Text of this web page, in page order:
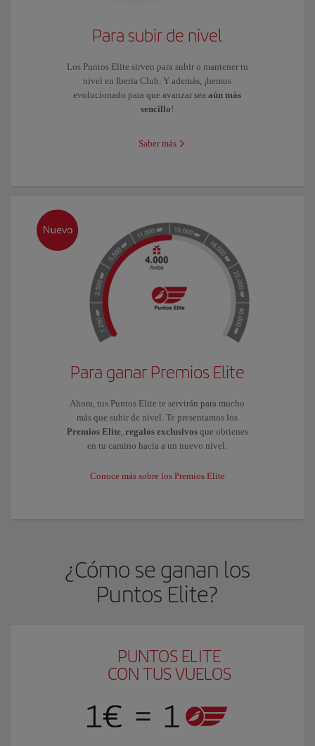
Para subir de nivel
Los Puntos Elite sirven para subir o mantener tu
nivel en Iberia Club. Y además, ¡hemos
evolucionado para que avanzar seaaún más
sencillo!
Saber más
Para ganar Premios Elite
Ahora, tus Puntos Elite te servirán para mucho
más que subir de nivel. Te presentamos los
Premios Elite, regalos exclusivosque obtienes
en tu camino hacia a un nuevo nivel.
Conoce más sobre los Premios Elite
¿Cómo se ganan los
Puntos Elite?
PUNTOS ELITE
CON TUS VUELOS